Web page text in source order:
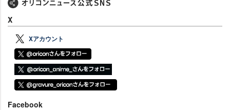
X
Xアカウント
Facebook